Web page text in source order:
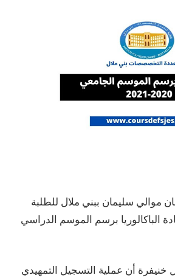
موالي سليمان ببني ملال للطلبة
الباكالوريا برسم الموسم الدراسي
خنيفرة أن عملية التسجيل التمهيدي